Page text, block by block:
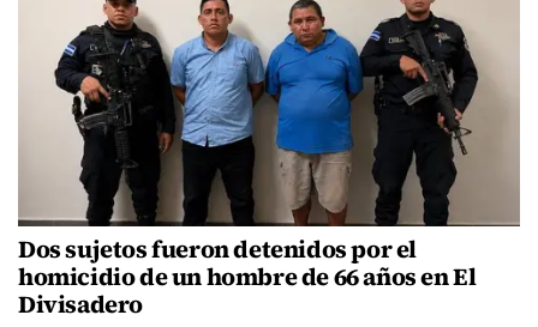
Dos sujetos fueron detenidos por el
homicidio de un hombre de 66 años en El
Divisadero